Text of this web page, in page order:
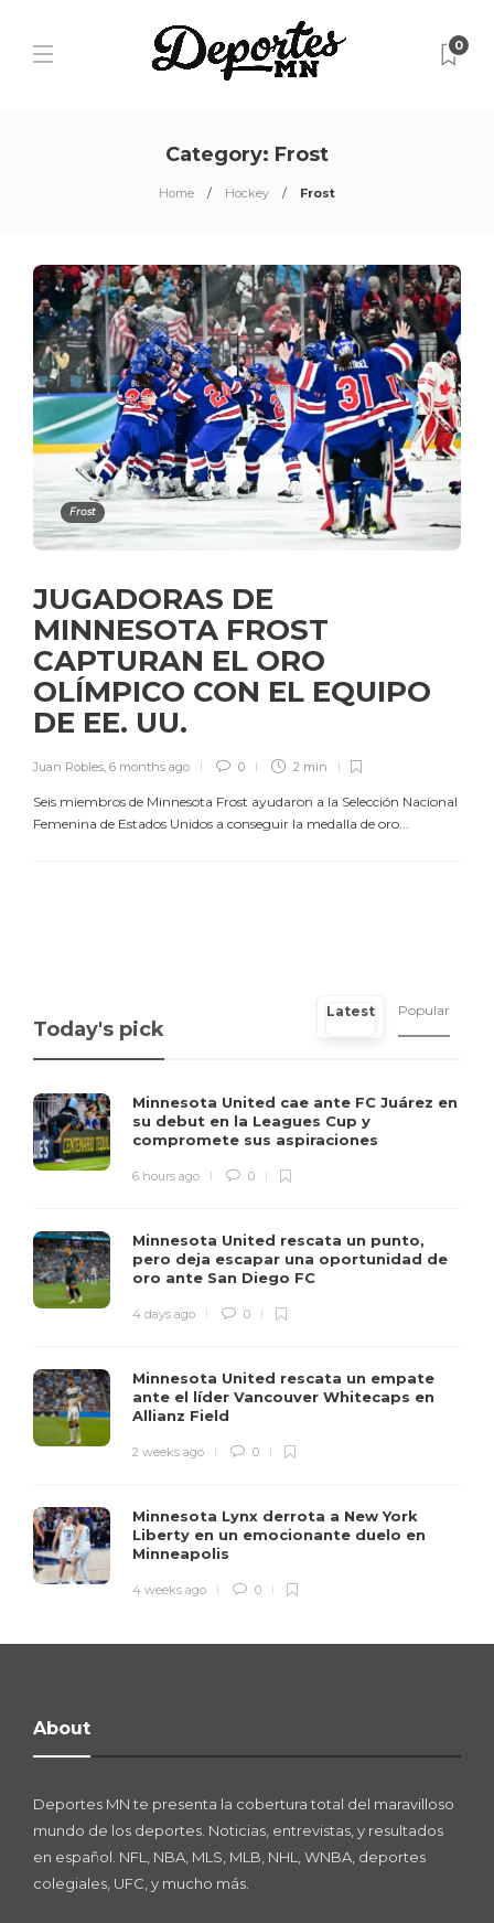
0
Category: Frost
Home Hockey Frost
Frost
JUGADORAS DE
MINNESOTA FROST
CAPTURAN EL ORO
OLÍMPICO CON EL EQUIPO
DE EE. UU.
Juan Robles 6 months ago 0 2 min
Seis miembros de Minnesota Frost ayudaron a la Selección Nacional
Femenina de Estados Unidos a conseguir la medalla de oro...
Today's pick
Latest Popular
Minnesota United cae ante FC Juárez en
su debut en la Leagues Cup y
compromete sus aspiraciones
6 hours ago 0
Minnesota United rescata un punto,
pero deja escapar una oportunidad de
oro ante San Diego FC
4 days ago 0
Minnesota United rescata un empate
ante el líder Vancouver Whitecaps en
Allianz Field
2 weeks ago 0
Minnesota Lynx derrota a New York
Liberty en un emocionante duelo en
Minneapolis
4 weeks ago 0
About
Deportes MN te presenta la cobertura total del maravilloso
mundo de los deportes. Noticias, entrevistas, y resultados
en español. NFL, NBA, MLS, MLB, NHL, WNBA, deportes
colegiales, UFC, y mucho más.